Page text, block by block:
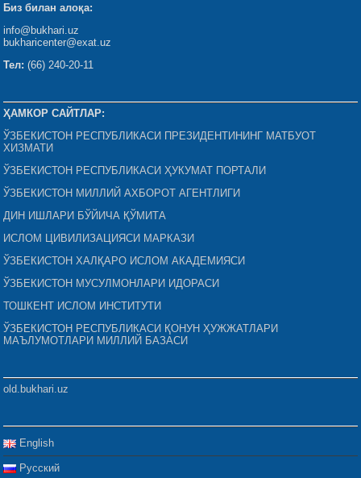
Биз билан алоқа:
info@bukhari.uz
bukharicenter@exat.uz
Тел: (66) 240-20-11
ҲАМКОР САЙТЛАР:
ЎЗБЕКИСТОН РЕСПУБЛИКАСИ ПРЕЗИДЕНТИНИНГ МАТБУОТ
ХИЗМАТИ
ЎЗБЕКИСТОН РЕСПУБЛИКАСИ ҲУКУМАТ ПОРТАЛИ
ЎЗБЕКИСТОН МИЛЛИЙ АХБОРОТ АГЕНТЛИГИ
ДИН ИШЛАРИ БЎЙИЧА ҚЎМИТА
ИСЛОМ ЦИВИЛИЗАЦИЯСИ МАРКАЗИ
ЎЗБЕКИСТОН ХАЛҚАРО ИСЛОМ АКАДЕМИЯСИ
ЎЗБЕКИСТОН МУСУЛМОНЛАРИ ИДОРАСИ
ТОШКЕНТ ИСЛОМ ИНСТИТУТИ
ЎЗБЕКИСТОН РЕСПУБЛИКАСИ ҚОНУН ҲУЖЖАТЛАРИ
МАЪЛУМОТЛАРИ МИЛЛИЙ БАЗАСИ
old.bukhari.uz
English
Русский